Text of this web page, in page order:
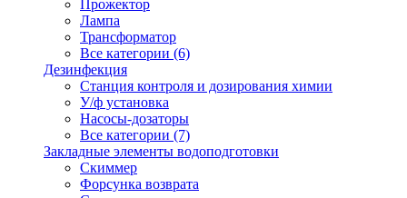
Прожектор
Лампа
Трансформатор
Все категории (6)
Дезинфекция
Станция контроля и дозирования химии
У/ф установка
Насосы-дозаторы
Все категории (7)
Закладные элементы водоподготовки
Скиммер
Форсунка возврата